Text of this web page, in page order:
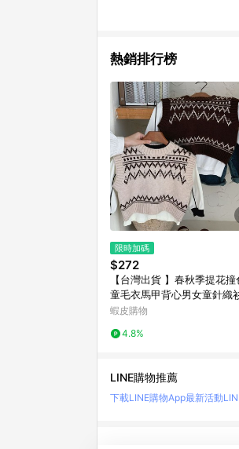
熱銷排行榜
限時加碼
$272
【台灣出貨 】春秋季提花撞
童毛衣馬甲背心男女童針織
底洋氣寶寶上衣 男童毛衣兒童毛
蝦皮購物
4.8%
LINE購物推薦
下載LINE購物App最新活動